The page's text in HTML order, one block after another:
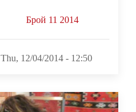
Брой 11 2014
Thu, 12/04/2014 - 12:50